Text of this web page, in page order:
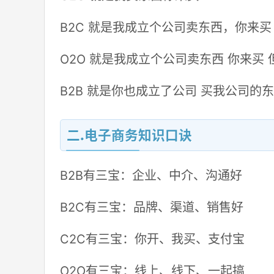
B2C 就是我成立个公司卖东西，你来买
O2O 就是我成立个公司卖东西 你来买
B2B 就是你也成立了公司 买我公司的
二.电子商务知识口诀
B2B有三宝：企业、中介、沟通好
B2C有三宝：品牌、渠道、销售好
C2C有三宝：你开、我买、支付宝
O2O有三宝：线上、线下、一起搞